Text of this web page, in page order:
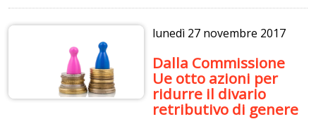
lunedì 27 novembre 2017
Dalla Commissione
Ue otto azioni per
ridurre il divario
retributivo di genere